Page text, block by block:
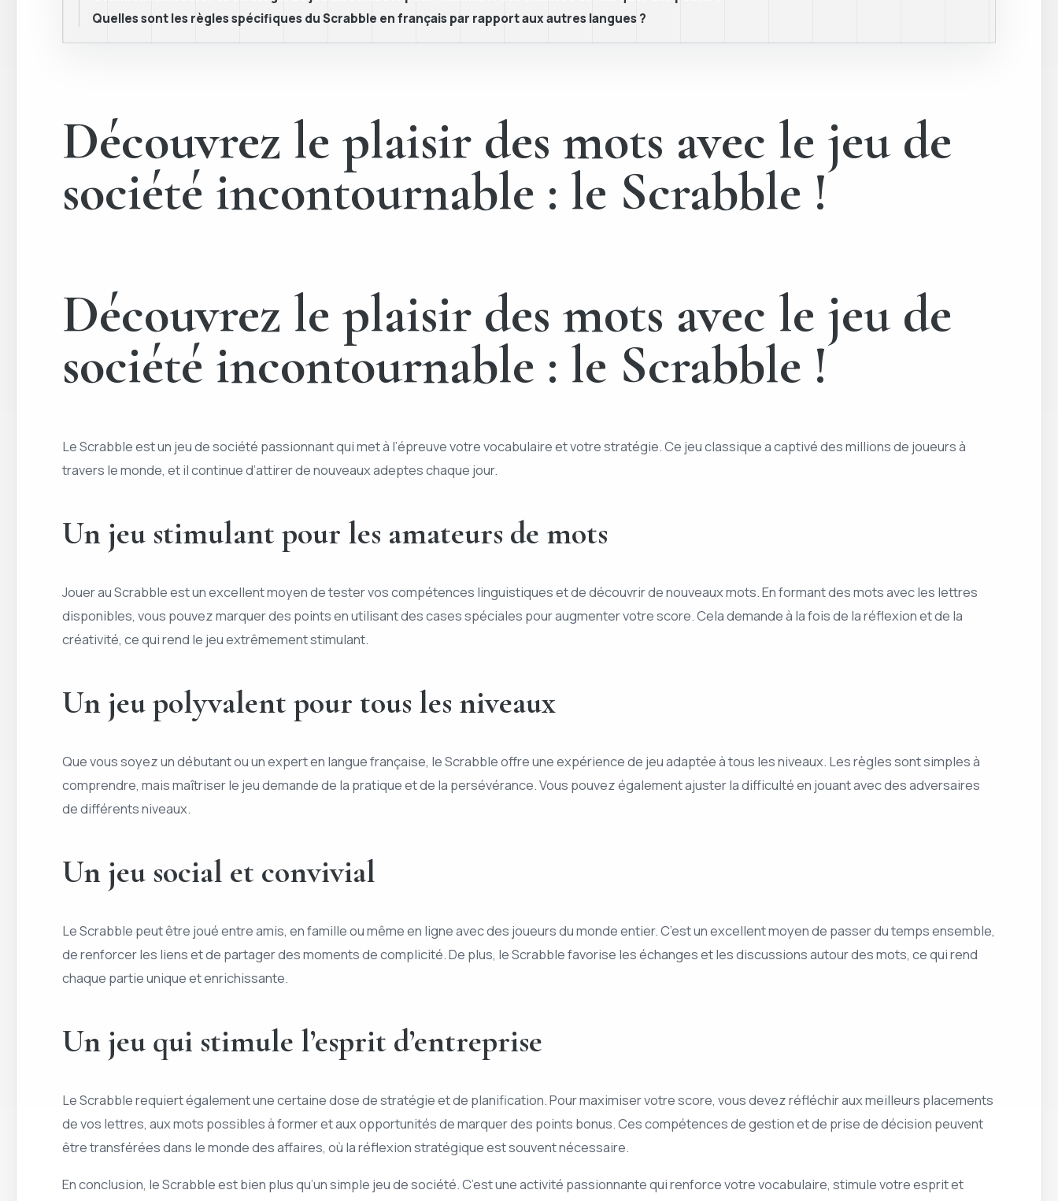
Quelles sont les règles spécifiques du Scrabble en français par rapport aux autres langues ?
Découvrez le plaisir des mots avec le jeu de
société incontournable : le Scrabble !
Découvrez le plaisir des mots avec le jeu de
société incontournable : le Scrabble !
Le Scrabble est un jeu de société passionnant qui met à l’épreuve votre vocabulaire et votre stratégie. Ce jeu classique a captivé des millions de joueurs à
travers le monde, et il continue d’attirer de nouveaux adeptes chaque jour.
Un jeu stimulant pour les amateurs de mots
Jouer au Scrabble est un excellent moyen de tester vos compétences linguistiques et de découvrir de nouveaux mots. En formant des mots avec les lettres
disponibles, vous pouvez marquer des points en utilisant des cases spéciales pour augmenter votre score. Cela demande à la fois de la réflexion et de la
créativité, ce qui rend le jeu extrêmement stimulant.
Un jeu polyvalent pour tous les niveaux
Que vous soyez un débutant ou un expert en langue française, le Scrabble offre une expérience de jeu adaptée à tous les niveaux. Les règles sont simples à
comprendre, mais maîtriser le jeu demande de la pratique et de la persévérance. Vous pouvez également ajuster la difficulté en jouant avec des adversaires
de différents niveaux.
Un jeu social et convivial
Le Scrabble peut être joué entre amis, en famille ou même en ligne avec des joueurs du monde entier. C’est un excellent moyen de passer du temps ensemble,
de renforcer les liens et de partager des moments de complicité. De plus, le Scrabble favorise les échanges et les discussions autour des mots, ce qui rend
chaque partie unique et enrichissante.
Un jeu qui stimule l’esprit d’entreprise
Le Scrabble requiert également une certaine dose de stratégie et de planification. Pour maximiser votre score, vous devez réfléchir aux meilleurs placements
de vos lettres, aux mots possibles à former et aux opportunités de marquer des points bonus. Ces compétences de gestion et de prise de décision peuvent
être transférées dans le monde des affaires, où la réflexion stratégique est souvent nécessaire.
En conclusion, le Scrabble est bien plus qu’un simple jeu de société. C’est une activité passionnante qui renforce votre vocabulaire, stimule votre esprit et